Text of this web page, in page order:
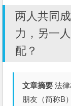
两人共同
力，另一
配？
文章摘要 法
朋友（简称B